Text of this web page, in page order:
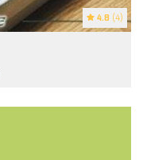
4.8 (4)